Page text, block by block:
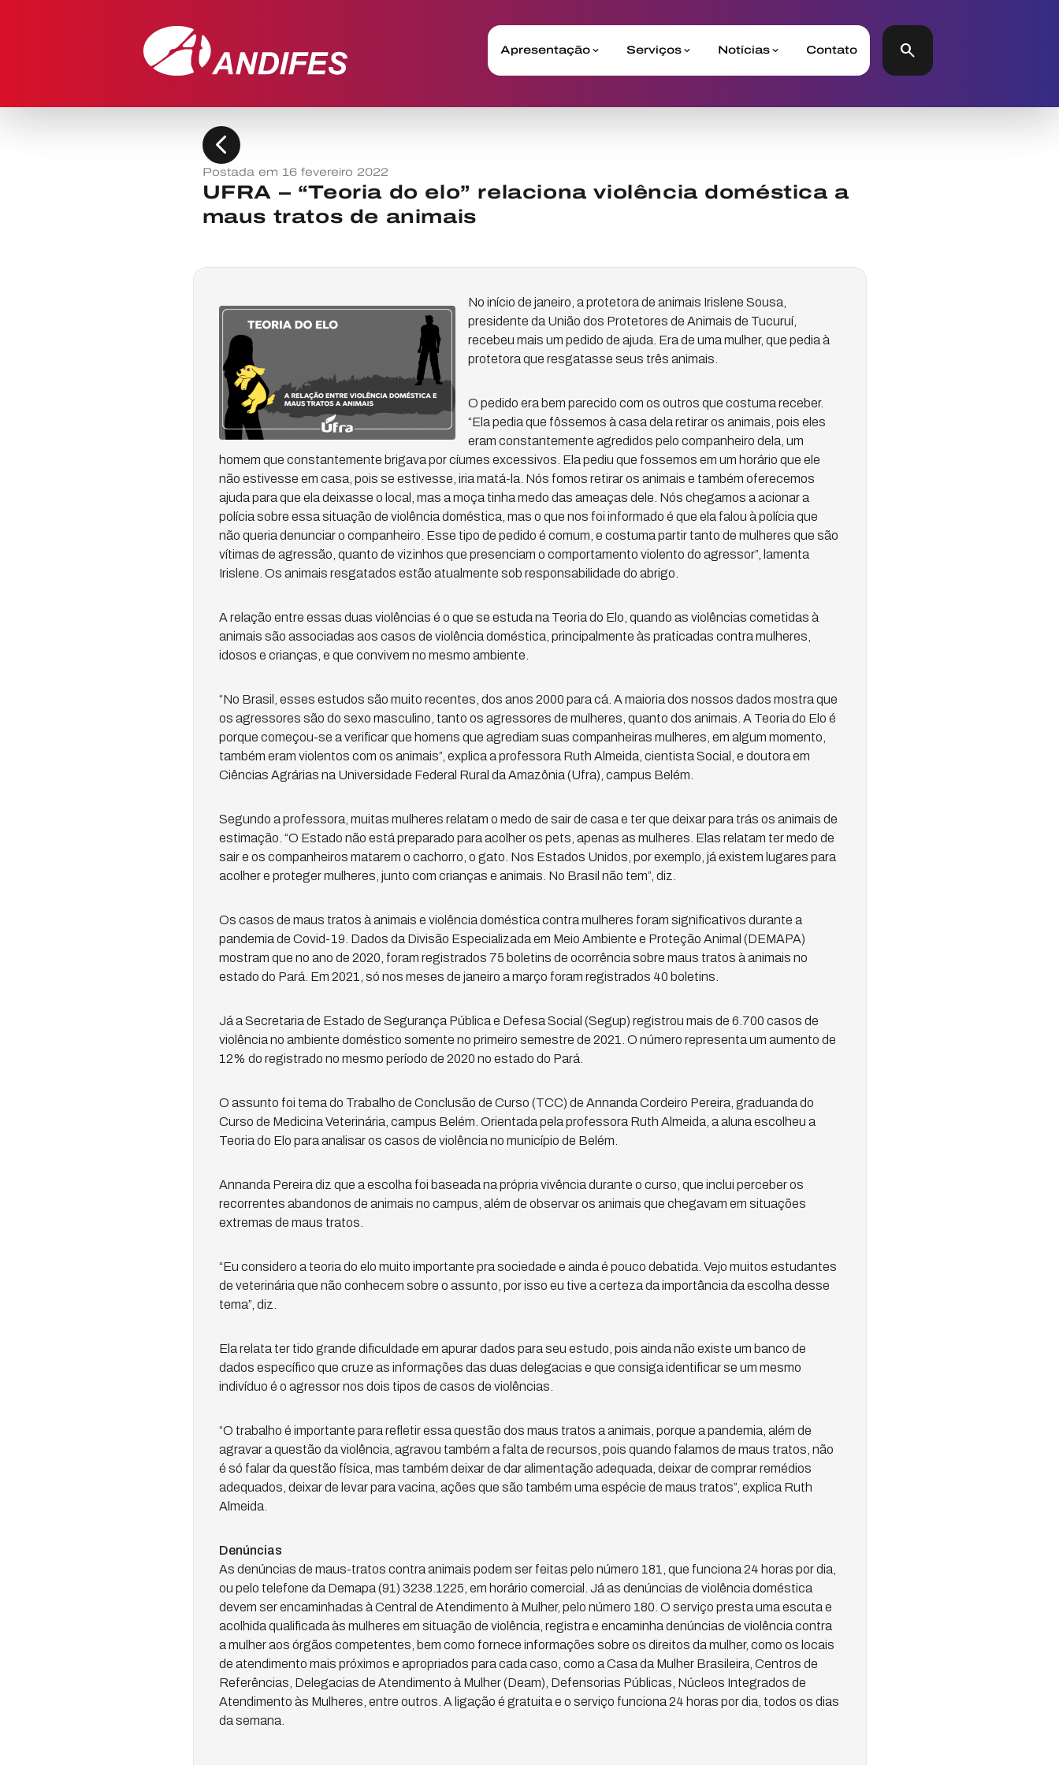
Apresentação Serviços Notícias Contato search
chevron_left
Postada em 16 fevereiro 2022
UFRA – “Teoria do elo” relaciona violência doméstica a
maus tratos de animais
No início de janeiro, a protetora de animais Irislene Sousa,
presidente da União dos Protetores de Animais de Tucuruí,
recebeu mais um pedido de ajuda. Era de uma mulher, que pedia à
protetora que resgatasse seus três animais.
O pedido era bem parecido com os outros que costuma receber.
“Ela pedia que fôssemos à casa dela retirar os animais, pois eles
eram constantemente agredidos pelo companheiro dela, um
homem que constantemente brigava por cíumes excessivos. Ela pediu que fossemos em um horário que ele
não estivesse em casa, pois se estivesse, iria matá-la. Nós fomos retirar os animais e também oferecemos
ajuda para que ela deixasse o local, mas a moça tinha medo das ameaças dele. Nós chegamos a acionar a
polícia sobre essa situação de violência doméstica, mas o que nos foi informado é que ela falou à polícia que
não queria denunciar o companheiro. Esse tipo de pedido é comum, e costuma partir tanto de mulheres que são
vítimas de agressão, quanto de vizinhos que presenciam o comportamento violento do agressor”, lamenta
Irislene. Os animais resgatados estão atualmente sob responsabilidade do abrigo.
A relação entre essas duas violências é o que se estuda na Teoria do Elo, quando as violências cometidas à
animais são associadas aos casos de violência doméstica, principalmente às praticadas contra mulheres,
idosos e crianças, e que convivem no mesmo ambiente.
“No Brasil, esses estudos são muito recentes, dos anos 2000 para cá. A maioria dos nossos dados mostra que
os agressores são do sexo masculino, tanto os agressores de mulheres, quanto dos animais. A Teoria do Elo é
porque começou-se a verificar que homens que agrediam suas companheiras mulheres, em algum momento,
também eram violentos com os animais”, explica a professora Ruth Almeida, cientista Social, e doutora em
Ciências Agrárias na Universidade Federal Rural da Amazônia (Ufra), campus Belém.
Segundo a professora, muitas mulheres relatam o medo de sair de casa e ter que deixar para trás os animais de
estimação. “O Estado não está preparado para acolher os pets, apenas as mulheres. Elas relatam ter medo de
sair e os companheiros matarem o cachorro, o gato. Nos Estados Unidos, por exemplo, já existem lugares para
acolher e proteger mulheres, junto com crianças e animais. No Brasil não tem”, diz.
Os casos de maus tratos à animais e violência doméstica contra mulheres foram significativos durante a
pandemia de Covid-19. Dados da Divisão Especializada em Meio Ambiente e Proteção Animal (DEMAPA)
mostram que no ano de 2020, foram registrados 75 boletins de ocorrência sobre maus tratos à animais no
estado do Pará. Em 2021, só nos meses de janeiro a março foram registrados 40 boletins.
Já a Secretaria de Estado de Segurança Pública e Defesa Social (Segup) registrou mais de 6.700 casos de
violência no ambiente doméstico somente no primeiro semestre de 2021. O número representa um aumento de
12% do registrado no mesmo período de 2020 no estado do Pará.
O assunto foi tema do Trabalho de Conclusão de Curso (TCC) de Annanda Cordeiro Pereira, graduanda do
Curso de Medicina Veterinária, campus Belém. Orientada pela professora Ruth Almeida, a aluna escolheu a
Teoria do Elo para analisar os casos de violência no município de Belém.
Annanda Pereira diz que a escolha foi baseada na própria vivência durante o curso, que inclui perceber os
recorrentes abandonos de animais no campus, além de observar os animais que chegavam em situações
extremas de maus tratos.
“Eu considero a teoria do elo muito importante pra sociedade e ainda é pouco debatida. Vejo muitos estudantes
de veterinária que não conhecem sobre o assunto, por isso eu tive a certeza da importância da escolha desse
tema”, diz.
Ela relata ter tido grande dificuldade em apurar dados para seu estudo, pois ainda não existe um banco de
dados específico que cruze as informações das duas delegacias e que consiga identificar se um mesmo
indivíduo é o agressor nos dois tipos de casos de violências.
“O trabalho é importante para refletir essa questão dos maus tratos a animais, porque a pandemia, além de
agravar a questão da violência, agravou também a falta de recursos, pois quando falamos de maus tratos, não
é só falar da questão física, mas também deixar de dar alimentação adequada, deixar de comprar remédios
adequados, deixar de levar para vacina, ações que são também uma espécie de maus tratos”, explica Ruth
Almeida.
Denúncias
As denúncias de maus-tratos contra animais podem ser feitas pelo número 181, que funciona 24 horas por dia,
ou pelo telefone da Demapa (91) 3238.1225, em horário comercial. Já as denúncias de violência doméstica
devem ser encaminhadas à Central de Atendimento à Mulher, pelo número 180. O serviço presta uma escuta e
acolhida qualificada às mulheres em situação de violência, registra e encaminha denúncias de violência contra
a mulher aos órgãos competentes, bem como fornece informações sobre os direitos da mulher, como os locais
de atendimento mais próximos e apropriados para cada caso, como a Casa da Mulher Brasileira, Centros de
Referências, Delegacias de Atendimento à Mulher (Deam), Defensorias Públicas, Núcleos Integrados de
Atendimento às Mulheres, entre outros. A ligação é gratuita e o serviço funciona 24 horas por dia, todos os dias
da semana.